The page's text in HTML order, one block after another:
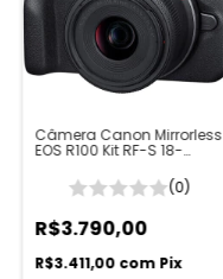
Câmera Canon Mirrorless
EOS R100 Kit RF-S 18-
(0)
R$3.790,00
R$3.411,00 com Pix